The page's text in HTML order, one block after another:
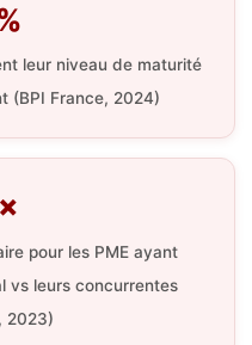
leur niveau de maturité
(BPI France, 2024)
pour les PME ayant
vs leurs concurrentes
2023)